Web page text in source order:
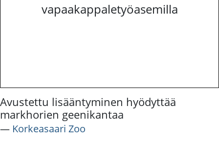
vapaakappaletyöasemilla
Avustettu lisääntyminen hyödyttää
markhorien geenikantaa
― Korkeasaari Zoo